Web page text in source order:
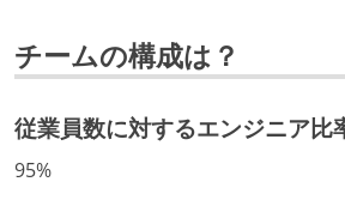
windows
redshift
技術カルチャー
CTO またはそれに準じる、技術
化を行う役割の人・部門が存在す
取締役（社内）または執行役員
チームの構成は？
従業員数に対するエンジニア比
95%